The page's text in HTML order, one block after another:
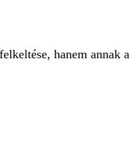
hanem annak a